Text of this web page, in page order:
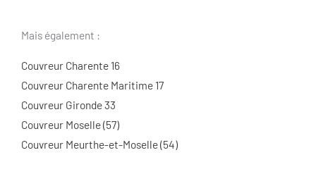
Mais également :
Couvreur Charente 16
Couvreur Charente Maritime 17
Couvreur Gironde 33
Couvreur Moselle (57)
Couvreur Meurthe-et-Moselle (54)